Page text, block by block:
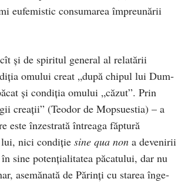
eufemistic consumarea împreunării
şi de spiritul general al relatării
omului creat „după chipul lui Dum­
şi condiţia omului „căzut”. Prin
creaţii” (Teodor de Mopsuestia) – a
este înze­stra­tă întreaga făptură
lui, nici condiţie sine qua non a devenirii
sine poten­ţia­litatea păcatului, dar nu
asemănată de Părinţi cu starea înge­